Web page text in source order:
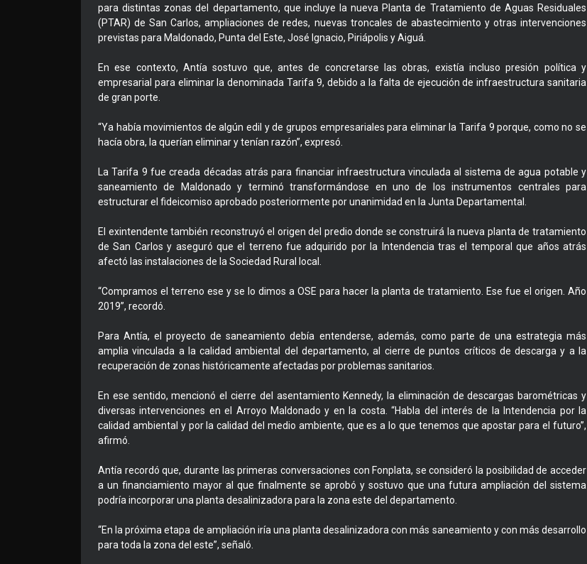
para distintas zonas del departamento, que incluye la nueva Planta de Tratamiento de Aguas Residuales
(PTAR) de San Carlos, ampliaciones de redes, nuevas troncales de abastecimiento y otras intervenciones
previstas para Maldonado, Punta del Este, José Ignacio, Piriápolis y Aiguá.
En ese contexto, Antía sostuvo que, antes de concretarse las obras, existía incluso presión política y
empresarial para eliminar la denominada Tarifa 9, debido a la falta de ejecución de infraestructura sanitaria
de gran porte.
“Ya había movimientos de algún edil y de grupos empresariales para eliminar la Tarifa 9 porque, como no se
hacía obra, la querían eliminar y tenían razón”, expresó.
La Tarifa 9 fue creada décadas atrás para financiar infraestructura vinculada al sistema de agua potable y
saneamiento de Maldonado y terminó transformándose en uno de los instrumentos centrales para
estructurar el fideicomiso aprobado posteriormente por unanimidad en la Junta Departamental.
El exintendente también reconstruyó el origen del predio donde se construirá la nueva planta de tratamiento
de San Carlos y aseguró que el terreno fue adquirido por la Intendencia tras el temporal que años atrás
afectó las instalaciones de la Sociedad Rural local.
“Compramos el terreno ese y se lo dimos a OSE para hacer la planta de tratamiento. Ese fue el origen. Año
2019”, recordó.
Para Antía, el proyecto de saneamiento debía entenderse, además, como parte de una estrategia más
amplia vinculada a la calidad ambiental del departamento, al cierre de puntos críticos de descarga y a la
recuperación de zonas históricamente afectadas por problemas sanitarios.
En ese sentido, mencionó el cierre del asentamiento Kennedy, la eliminación de descargas barométricas y
diversas intervenciones en el Arroyo Maldonado y en la costa. “Habla del interés de la Intendencia por la
calidad ambiental y por la calidad del medio ambiente, que es a lo que tenemos que apostar para el futuro”,
afirmó.
Antía recordó que, durante las primeras conversaciones con Fonplata, se consideró la posibilidad de acceder
a un financiamiento mayor al que finalmente se aprobó y sostuvo que una futura ampliación del sistema
podría incorporar una planta desalinizadora para la zona este del departamento.
“En la próxima etapa de ampliación iría una planta desalinizadora con más saneamiento y con más desarrollo
para toda la zona del este”, señaló.